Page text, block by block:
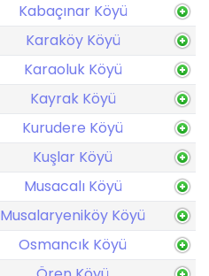
Kabaçınar Köyü
Karaköy Köyü
Karaoluk Köyü
Kayrak Köyü
Kurudere Köyü
Kuşlar Köyü
Musacalı Köyü
Musalaryeniköy Köyü
Osmancık Köyü